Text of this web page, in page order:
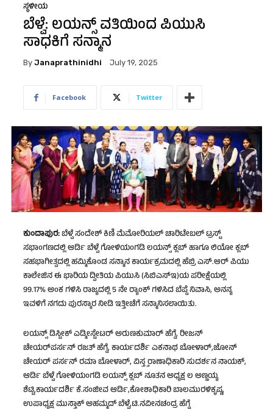
ಸ್ಥಳೀಯ
ಬೆಳ್ವೆ: ಲಯನ್ಸ್ ವತಿಯಿಂದ ಪಿಯುಸಿ
ಸಾಧಕಿಗೆ ಸನ್ಮಾನ
By Janaprathinidhi July 19, 2025
Facebook Twitter
ಕುಂದಾಪುರ:ಬೆಳ್ವೆ ಸಂದೇಶ್ ಕಿಣಿ ಮೆಮೋರಿಯಲ್ ಚಾರಿಟೇಬಲ್ ಟ್ರಸ್ಟ್
ಸಭಾಂಗಣದಲ್ಲಿ ಆರ್ಡಿ ಬೆಳ್ವೆ ಗೋಳಿಯಂಗಡಿ ಲಯನ್ಸ್ ಕ್ಲಬ್ ಹಾಗೂ ಲಿಯೋ ಕ್ಲಬ್
ಸಹಭಾಗೀತ್ವದಲ್ಲಿ ಹಮ್ಮಿಕೊಂಡ ಸನ್ಮಾನ ಕಾರ್ಯಕ್ರಮದಲ್ಲಿ ಹೆಬ್ರಿ ಎಸ್.ಆರ್ ಪಿಯು
ಕಾಲೇಜಿನ ಈ ಭಾರಿಯ ದ್ವೀತಿಯ ಪಿಯುಸಿ (ಸಿಬಿ‌ಎಸ್‌ಇ)ಯ ಪರೀಕ್ಷೆಯಲ್ಲಿ
99.17% ಅಂಕ ಗಳಿಸಿ ರಾಜ್ಯದಲ್ಲಿ 5 ನೇ ರ್‍ಯಾಂಕ್ ಗಳಿಸಿದ ಬೆಪ್ಡೆ ನಿವಾಸಿ, ಅನನ್ಯ
ಇವಳಿಗೆ ನಗದು ಪುರಸ್ಕಾರ ನೀಡಿ ಇತ್ತೀಚೆಗೆ ಸನ್ಮಾನಿಸಲಾಯಿತು.
ಲಯನ್ಸ್ ಡಿಸ್ಟೀಕ್ ಎಡ್ಮೀಸ್ಟೇಟರ್ ಅರುಣಕುಮಾರ್ ಹೆಗ್ಡೆ, ರೀಜನ್
ಚೇಯರ್‌ಪರ್ಸನ್ ರಜತ್ ಹೆಗ್ಡೆ, ಕಾರ್ಯದರ್ಶಿ ಎಕನಾಥ ಬೋಳಾರ್,ಜೋನ್
ಚೇಯರ್ ಪರ್ಸನ್ ರಮಾ ಬೋಳಾರ್, ವಿಸ್ತ್ತರಾಣಾಧಿಕಾರಿ ಸುದರ್ಶನ ನಾಯಕ್,
ಆರ್ಡಿ ಬೆಳ್ವೆ ಗೋಳಿಯಂಗಡಿ ಲಯನ್ಸ್ ಕ್ಲಬ್ ನೂತನ ಅಧ್ಯಕ್ಷ ಲ ಅಣ್ಣಯ್ಯ
ಶೆಟ್ಟಿ,ಕಾರ್ಯದರ್ಶಿ ಕೆ.ಸಂಜೀವ ಆರ್ಡಿ,ಕೋಶಾಧಿಕಾರಿ ಬಾಲಮುರಳಿಕೃಷ್ಣ,
ಉಪಾಧ್ಯಕ್ಷ ಮುಸ್ತಾಕ್ ಅಹಮ್ಮದ್ ಬೆಳ್ವೆ,ಟಿ.ನವೀನಚಂದ್ರ ಹೆಗ್ಡೆ